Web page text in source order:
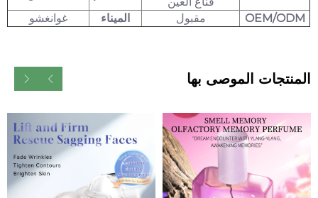
OEM/ODM
مقبول الميناء غوانغشو
المنتجات الموصى بها